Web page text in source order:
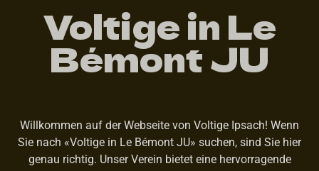
Voltige in Le
Bémont JU
Willkommen auf der Webseite von Voltige Ipsach! Wenn
Sie nach «Voltige in Le Bémont JU» suchen, sind Sie hier
genau richtig. Unser Verein bietet eine hervorragende